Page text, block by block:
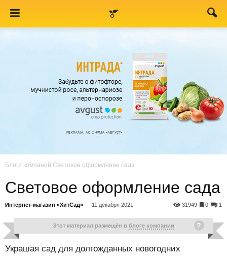
Блоги компаний Световое оформление сада
Световое оформление сада
Интернет-магазин «ХитСад» - 11 декабря 2021 1
0
31949
Этот материал размещён в блоге компании
Украшая сад для долгожданных новогодних